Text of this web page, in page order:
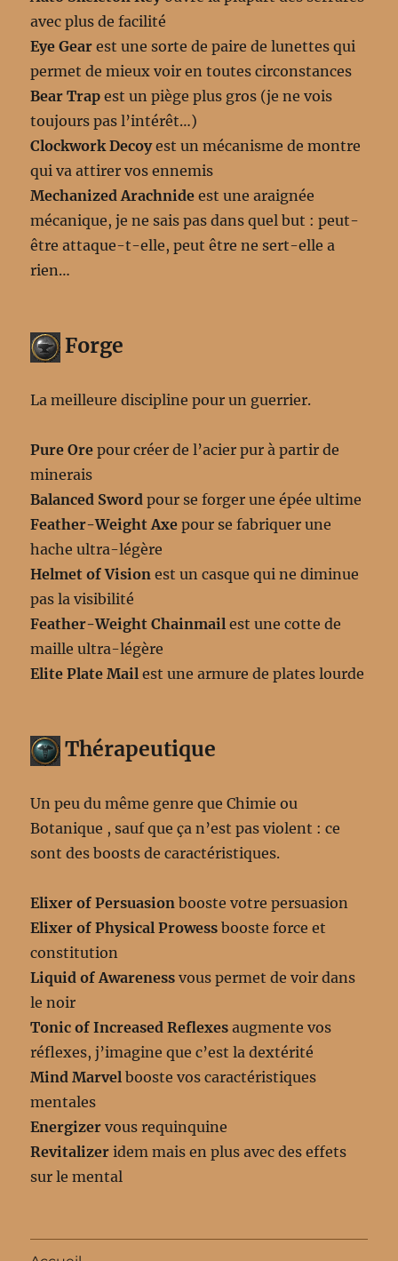
avec plus de facilité
Eye Gear est une sorte de paire de lunettes qui
permet de mieux voir en toutes circonstances
Bear Trap est un piège plus gros (je ne vois
toujours pas l’intérêt…)
Clockwork Decoyest un mécanisme de montre
qui va attirer vos ennemis
Mechanized Arachnide est une araignée
mécanique, je ne sais pas dans quel but : peut-
être attaque-t-elle, peut être ne sert-elle a
rien…
Forge
La meilleure discipline pour un guerrier.
Pure Ore pour créer de l’acier pur à partir de
minerais
Balanced Sword pour se forger une épée ultime
Feather-Weight Axe pour se fabriquer une
hache ultra-légère
Helmet of Vision est un casque qui ne diminue
pas la visibilité
Feather-Weight Chainmail est une cotte de
maille ultra-légère
Elite Plate Mail est une armure de plates lourde
Thérapeutique
Un peu du même genre que Chimie ou
Botanique , sauf que ça n’est pas violent : ce
sont des boosts de caractéristiques.
Elixer of Persuasion booste votre persuasion
Elixer of Physical Prowess booste force et
constitution
Liquid of Awareness vous permet de voir dans
le noir
Tonic of Increased Reflexes augmente vos
réflexes, j’imagine que c’est la dextérité
Mind Marvel booste vos caractéristiques
mentales
Energizer vous requinquine
Revitalizer idem mais en plus avec des effets
sur le mental